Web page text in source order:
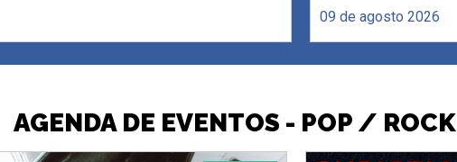
09 de agosto 2026
AGENDA DE EVENTOS - POP / ROCK